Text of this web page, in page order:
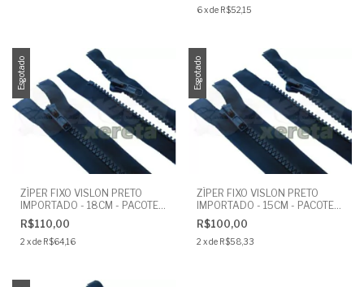
6 xde R$52,15
Esgotado
ZÍPER FIXO VISLON PRETO
IMPORTADO - 18CM - PACOTE
COM 100 UNIDADES
R$110,00
2 xde R$64,16
Esgotado
ZÍPER FIXO VISLON PRETO
IMPORTADO - 15CM - PACOTE
COM 100 UNIDADES
R$100,00
2 xde R$58,33